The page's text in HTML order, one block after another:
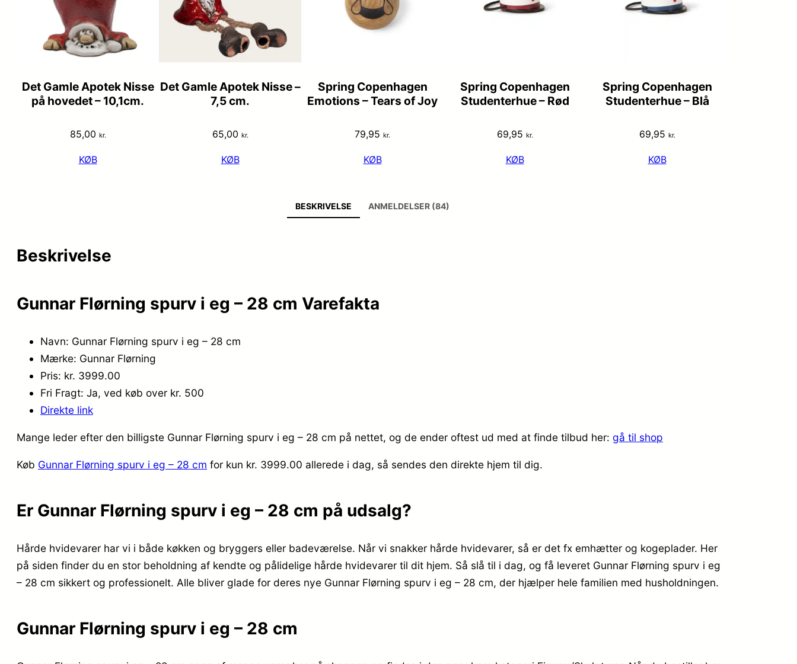
Det Gamle Apotek Nisse
på hovedet – 10,1cm.
85,00 kr.
KØB
Det Gamle Apotek Nisse –
7,5 cm.
65,00 kr.
KØB
Spring Copenhagen
Emotions – Tears of Joy
79,95 kr.
KØB
Spring Copenhagen
Studenterhue – Rød
69,95 kr.
KØB
Spring Copenhagen
Studenterhue – Blå
69,95 kr.
KØB
BESKRIVELSE ANMELDELSER (84)
Beskrivelse
Gunnar Flørning spurv i eg – 28 cm Varefakta
Navn: Gunnar Flørning spurv i eg – 28 cm
Mærke: Gunnar Flørning
Pris: kr. 3999.00
Fri Fragt: Ja, ved køb over kr. 500
Direkte link
Mange leder efter den billigste Gunnar Flørning spurv i eg – 28 cm på nettet, og de ender oftest ud med at finde tilbud her: gå til shop
Køb Gunnar Flørning spurv i eg – 28 cm for kun kr. 3999.00 allerede i dag, så sendes den direkte hjem til dig.
Er Gunnar Flørning spurv i eg – 28 cm på udsalg?
Hårde hvidevarer har vi i både køkken og bryggers eller badeværelse. Når vi snakker hårde hvidevarer, så er det fx emhætter og kogeplader. Her
på siden finder du en stor beholdning af kendte og pålidelige hårde hvidevarer til dit hjem. Så slå til i dag, og få leveret Gunnar Flørning spurv i eg
– 28 cm sikkert og professionelt. Alle bliver glade for deres nye Gunnar Flørning spurv i eg – 28 cm, der hjælper hele familien med husholdningen.
Gunnar Flørning spurv i eg – 28 cm